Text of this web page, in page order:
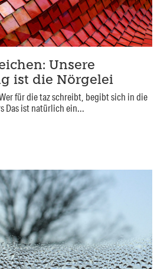
Unsere
ist die Nörgelei
für die taz schreibt, begibt sich in die
Das ist natürlich ein...